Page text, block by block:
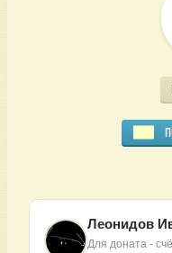
Леонидов
Для доната -